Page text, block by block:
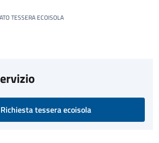
TESSERA ECOISOLA
Richiesta tessera ecoisola